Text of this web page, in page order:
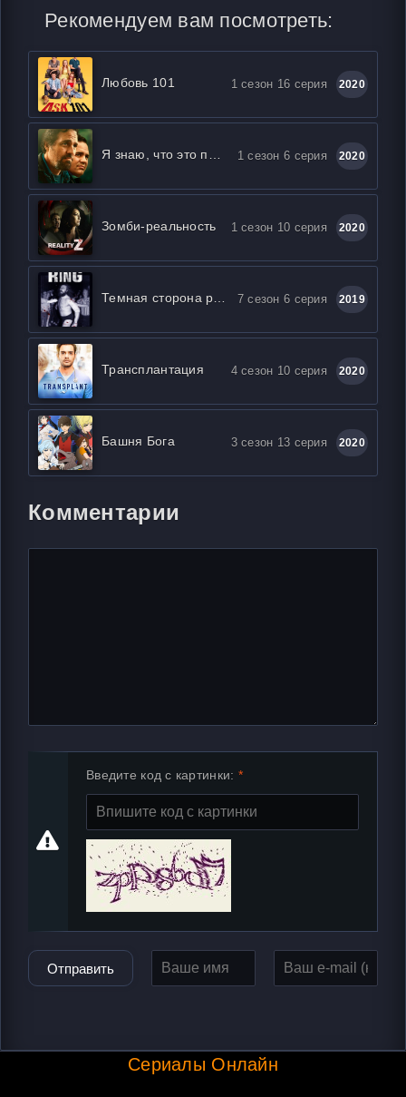
Рекомендуем вам посмотреть:
Любовь 101 1 сезон 16 серия 2020
1 сезон 6 серия 2020
Зомби-реальность 1 сезон 10 серия 2020
7 сезон 6 серия 2019
Трансплантация 4 сезон 10 серия 2020
Башня Бога 3 сезон 13 серия 2020
Комментарии
Введите код с картинки:
Отправить
Сериалы Онлайн